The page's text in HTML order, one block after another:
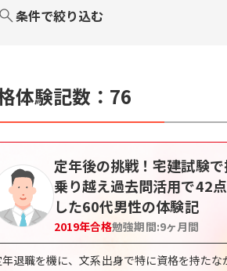
条件で絞り込む
体験記数： 76
定年後の挑戦！宅建試験で
乗り越え過去問活用で42
した60代男性の体験記
2019年合格勉強期間:9ヶ月間
退職を機に、文系出身で特に資格を持たな